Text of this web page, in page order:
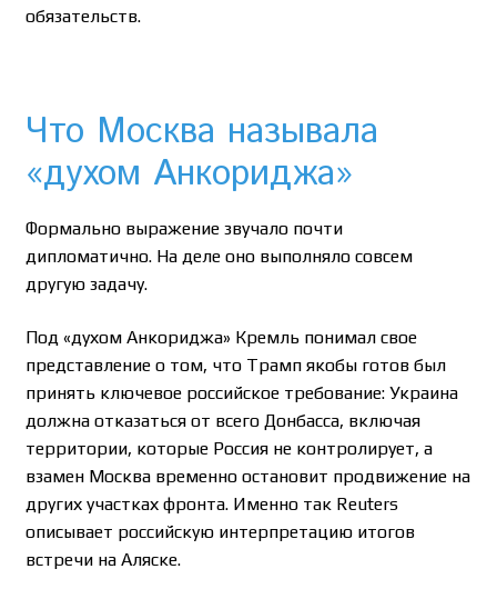
обязательств.
Что Москва называла
«духом Анкориджа»
Формально выражение звучало почти
дипломатично. На деле оно выполняло совсем
другую задачу.
Под «духом Анкориджа» Кремль понимал свое
представление о том, что Трамп якобы готов был
принять ключевое российское требование: Украина
должна отказаться от всего Донбасса, включая
территории, которые Россия не контролирует, а
взамен Москва временно остановит продвижение на
других участках фронта. Именно так Reuters
описывает российскую интерпретацию итогов
встречи на Аляске.